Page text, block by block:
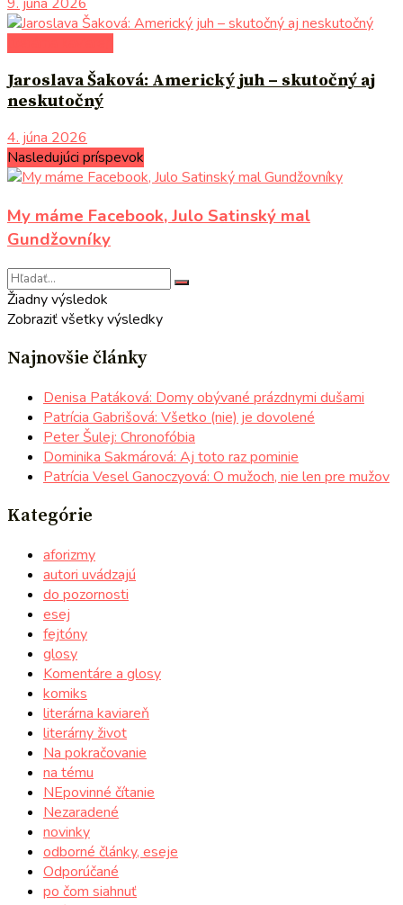
Jaroslava Šaková: Americký juh – skutočný aj
neskutočný
4. júna 2026
Nasledujúci príspevok
My máme Facebook, Julo Satinský mal
Gundžovníky
Žiadny výsledok
Zobraziť všetky výsledky
Najnovšie články
Denisa Patáková: Domy obývané prázdnymi dušami
Patrícia Gabrišová: Všetko (nie) je dovolené
Peter Šulej: Chronofóbia
Dominika Sakmárová: Aj toto raz pominie
Patrícia Vesel Ganoczyová: O mužoch, nie len pre mužov
Kategórie
aforizmy
autori uvádzajú
do pozornosti
esej
fejtóny
glosy
Komentáre a glosy
komiks
literárna kaviareň
literárny život
Na pokračovanie
na tému
NEpovinné čítanie
Nezaradené
novinky
odborné články, eseje
Odporúčané
po čom siahnuť